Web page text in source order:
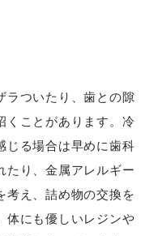
ラついたり、歯との隙
くことがあります。冷
じる場合は早めに歯科
たり、金属アレルギー
考え、詰め物の交換を
体にも優しいレジンや